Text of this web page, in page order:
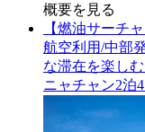
概要を見る
【燃油サーチ
航空利用/中部
な滞在を楽し
ニャチャン2泊4